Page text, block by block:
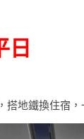
日
搭地鐵換住宿